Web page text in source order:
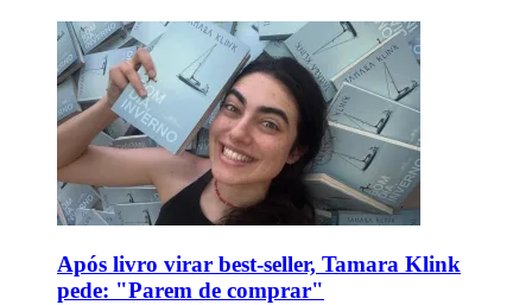
Após livro virar best-seller, Tamara Klink
pede: "Parem de comprar"